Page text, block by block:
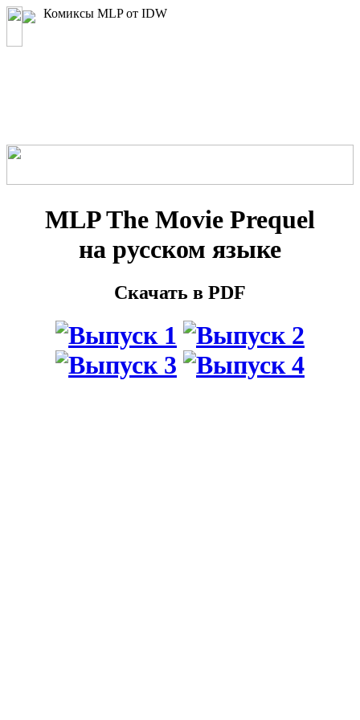
Комиксы MLP от IDW
MLP The Movie Prequel
на русском языке
Скачать в PDF